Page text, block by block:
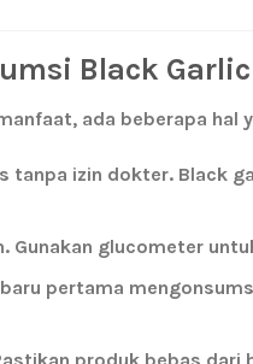
Black
ada beberapa hal
tanpa izin dokter.Black
Gunakan glucometer
pertama